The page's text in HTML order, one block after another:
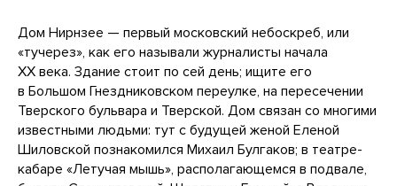
Дом Нирнзее — первый московский небоскреб, или
«тучерез», как его называли журналисты начала
XX века. Здание стоит по сей день; ищите его
в Большом Гнездниковском переулке, на пересечении
Тверского бульвара и Тверской. Дом связан со многими
известными людьми: тут с будущей женой Еленой
Шиловской познакомился Михаил Булгаков; в театре-
кабаре «Летучая мышь», располагающемся в подвале,